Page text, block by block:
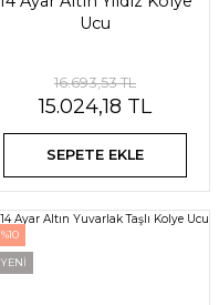
Ucu
16.693,53 TL
15.024,18 TL
SEPETE EKLE
%10
YENİ